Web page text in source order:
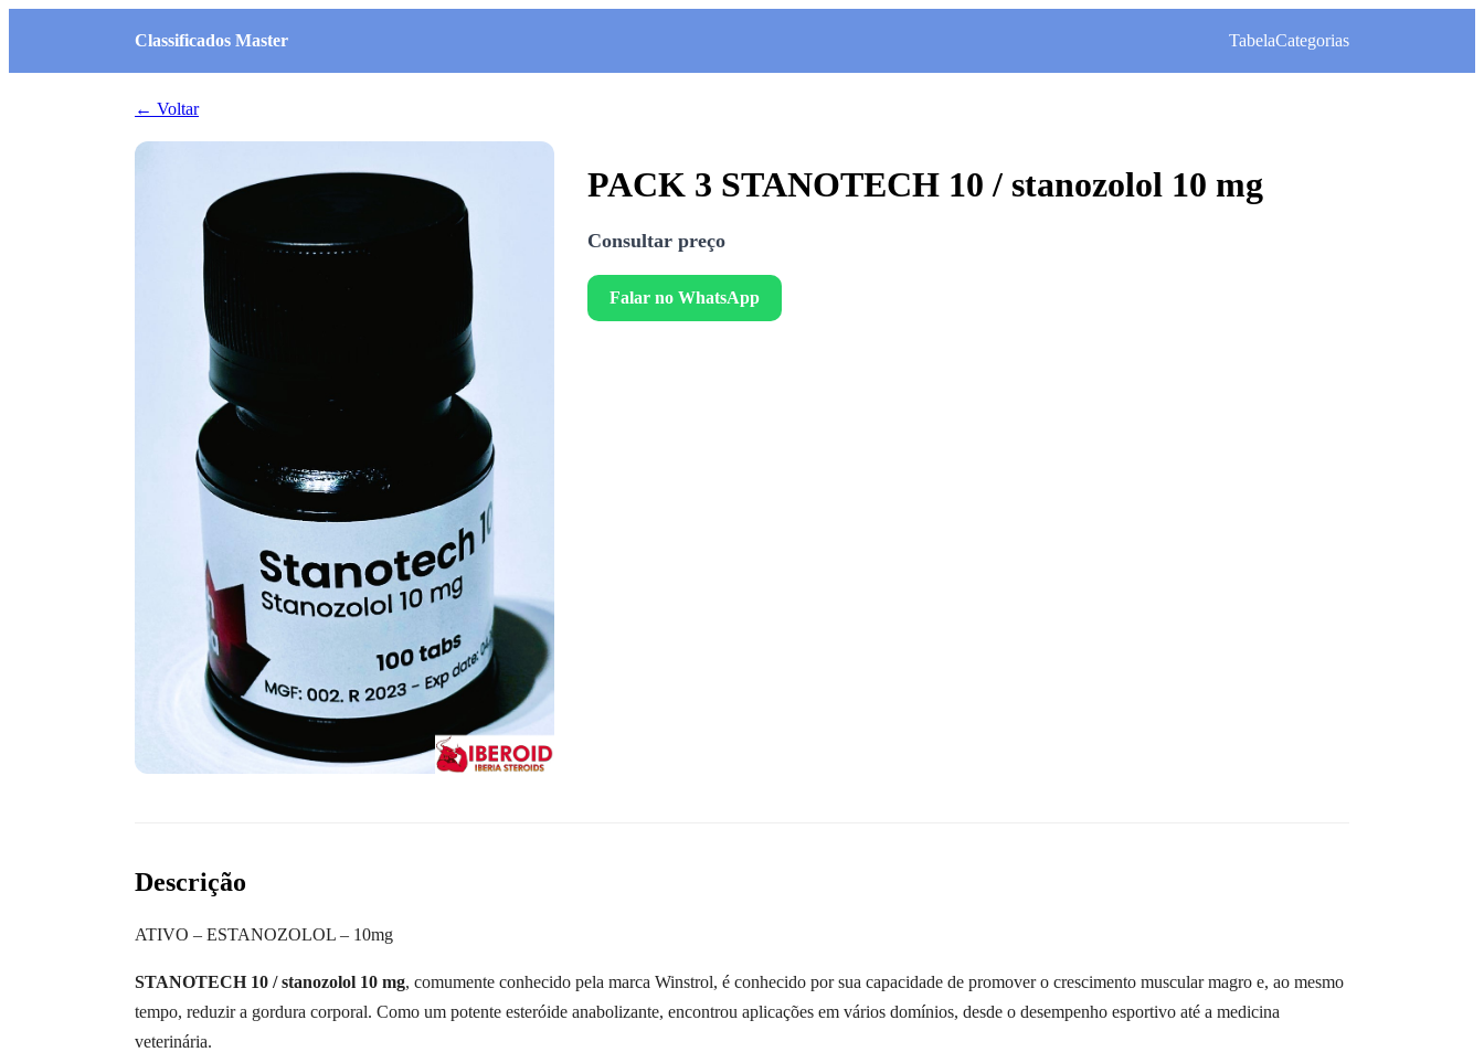
Classificados Master TabelaCategorias
← Voltar
PACK 3 STANOTECH 10 / stanozolol 10 mg
Consultar preço
Falar no WhatsApp
Descrição
ATIVO – ESTANOZOLOL – 10mg
STANOTECH 10 / stanozolol 10 mg, comumente conhecido pela marca Winstrol, é conhecido por sua capacidade de promover o crescimento muscular magro e, ao mesmo
tempo, reduzir a gordura corporal. Como um potente esteróide anabolizante, encontrou aplicações em vários domínios, desde o desempenho esportivo até a medicina
veterinária.